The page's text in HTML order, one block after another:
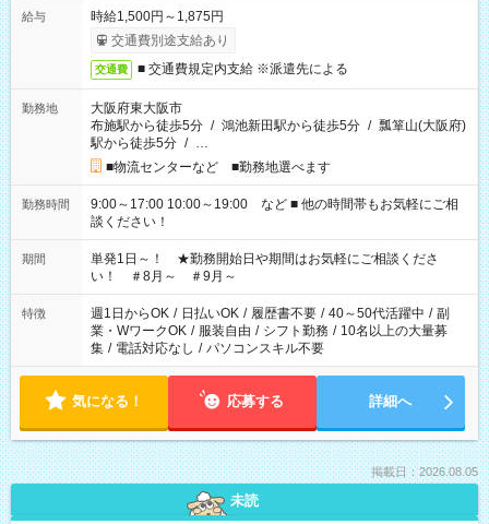
給与
時給1,500円～1,875円
交通費別途支給あり
交通費 ■ 交通費規定内支給 ※派遣先による
勤務地
大阪府東大阪市
布施駅から徒歩5分 / 鴻池新田駅から徒歩5分 / 瓢箪山(大阪府)
駅から徒歩5分 / …
■物流センターなど ■勤務地選べます
勤務時間
9:00～17:00 10:00～19:00 など ■ 他の時間帯もお気軽にご相
談ください！
期間
単発1日～！ ★勤務開始日や期間はお気軽にご相談くださ
い！ ＃8月～ ＃9月～
特徴 週1日からOK / 日払いOK / 履歴書不要 / 40～50代活躍中 / 副
業・WワークOK / 服装自由 / シフト勤務 / 10名以上の大量募
集 / 電話対応なし / パソコンスキル不要
気になる！ 応募する 詳細へ
掲載日：2026.08.05
未読